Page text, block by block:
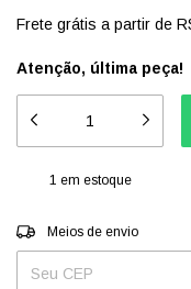
Frete grátis a partir de
Atenção, última peça!
1 em estoque
Entregas para o CEP:
Meios de envio